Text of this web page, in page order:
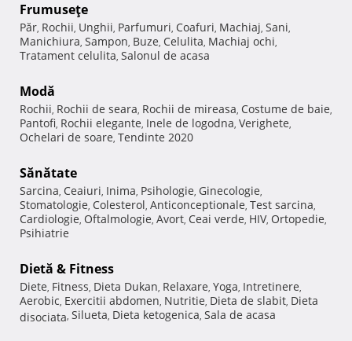
Frumuseţe
Păr, Rochii, Unghii, Parfumuri, Coafuri, Machiaj, Sani,
Manichiura, Sampon, Buze, Celulita, Machiaj ochi,
Tratament celulita, Salonul de acasa
Modă
Rochii, Rochii de seara, Rochii de mireasa, Costume de baie,
Pantofi, Rochii elegante, Inele de logodna, Verighete,
Ochelari de soare, Tendinte 2020
Sănătate
Sarcina, Ceaiuri, Inima, Psihologie, Ginecologie,
Stomatologie, Colesterol, Anticonceptionale, Test sarcina,
Cardiologie, Oftalmologie, Avort, Ceai verde, HIV, Ortopedie,
Psihiatrie
Dietă & Fitness
Diete, Fitness, Dieta Dukan, Relaxare, Yoga, Intretinere,
Aerobic, Exercitii abdomen, Nutritie, Dieta de slabit, Dieta
disociata, Silueta, Dieta ketogenica, Sala de acasa